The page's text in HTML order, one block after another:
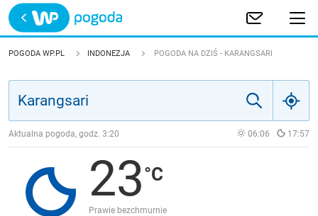
Trwa ładowanie
POLSKA
JAKOŚĆ POWIETRZA
POGODA WP.PL INDONEZJA POGODA NA DZIŚ - KARANGSARI
Aktualna pogoda, godz. 3:20 06:06 17:57
23
Prawie bezchmurnie